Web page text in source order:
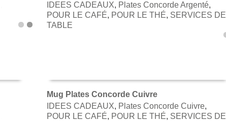
AJOUTER AU PANIER
IDEES CADEAUX, Plates Concorde Argenté,
POUR LE CAFÉ, POUR LE THÉ, SERVICES DE
TABLE
AJOUTER AU PANIER
Mug Plates Concorde Cuivre
IDEES CADEAUX, Plates Concorde Cuivre,
POUR LE CAFÉ, POUR LE THÉ, SERVICES DE